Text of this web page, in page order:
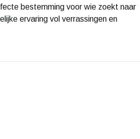
bestemming voor wie zoekt naar
ervaring vol verrassingen en